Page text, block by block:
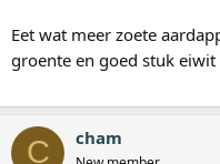
Eet wat meer zoete
groente en goed stuk
C cham